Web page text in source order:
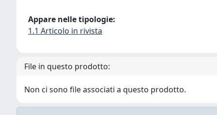
Appare nelle tipologie:
1.1 Articolo in rivista
File in questo prodotto:
Non ci sono file associati a questo prodotto.